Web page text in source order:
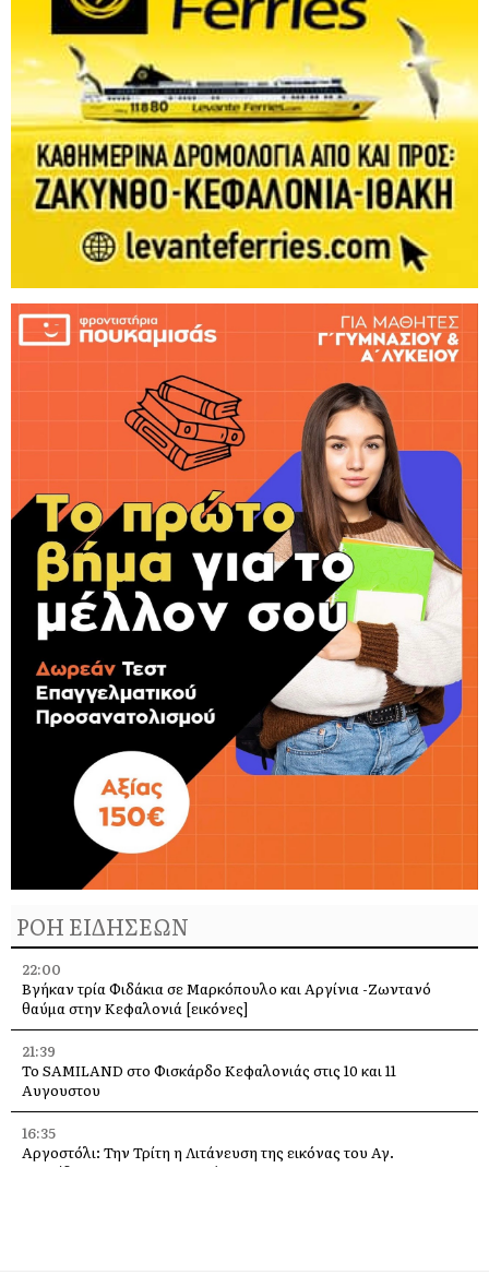
ΡΟΗ ΕΙΔΗΣΕΩΝ
22:00
Βγήκαν τρία Φιδάκια σε Μαρκόπουλο και Αργίνια -Ζωντανό
θαύμα στην Κεφαλονιά [εικόνες]
21:39
Το SAMILAND στο Φισκάρδο Κεφαλονιάς στις 10 και 11
Αυγουστου
16:35
Αργοστόλι: Την Τρίτη η Λιτάνευση της εικόνας του Αγ.
Σπυρίδωνα για τους σεισμούς του 53